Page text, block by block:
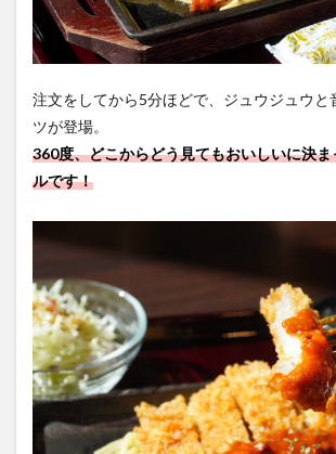
注文をしてから5分ほどで、ジュウジュウと
ツが登場。
360度、どこからどう見てもおいしいに決
ルです！